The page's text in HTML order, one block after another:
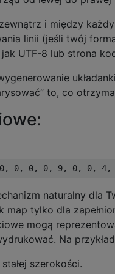
i między
linii (jeśli twój
UTF-8 lub strona
to, co
naturalny dla
tylko dla
mogą
Na
szerokości.